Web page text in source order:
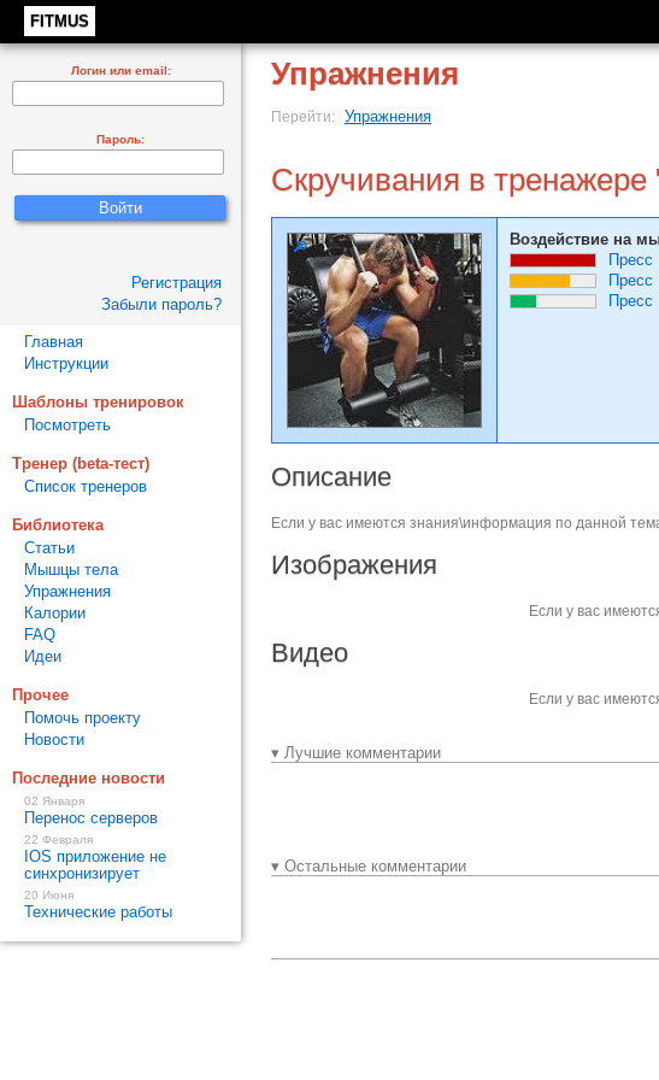
FITMUS
Упражнения
Перейти: Упражнения
Скручивания в тренажере
Воздействие на
Пресс
Пресс
Пресс
Описание
Если у вас имеются знания\информация по данной
Изображения
Если у вас
Видео
Если у вас
▾ Лучшие комментарии
▾ Остальные комментарии
Логин или email:
Пароль:
Регистрация
Забыли пароль?
Главная
Инструкции
Шаблоны тренировок
Посмотреть
Тренер (beta-тест)
Список тренеров
Библиотека
Статьи
Мышцы тела
Упражнения
Калории
FAQ
Идеи
Прочее
Помочь проекту
Новости
Последние новости
02 Января
Перенос серверов
22 Февраля
IOS приложение не
синхронизирует
20 Июня
Технические работы